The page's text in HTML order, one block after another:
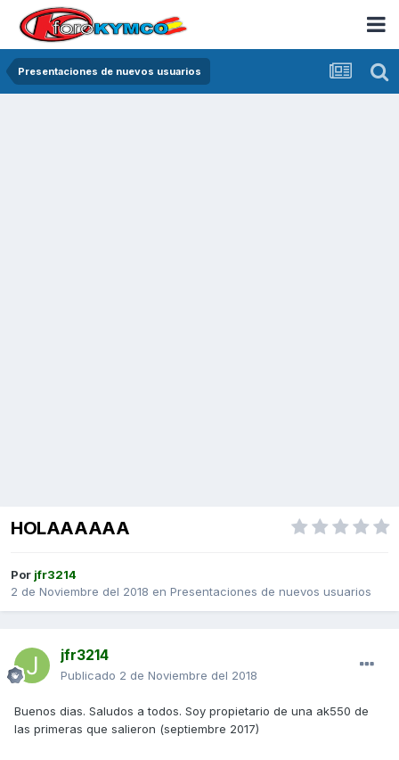
Presentaciones de nuevos usuarios
HOLAAAAAA
Por jfr3214
2 de Noviembre del 2018 en Presentaciones de nuevos usuarios
jfr3214
Publicado 2 de Noviembre del 2018
Buenos dias. Saludos a todos. Soy propietario de una ak550 de
las primeras que salieron (septiembre 2017)